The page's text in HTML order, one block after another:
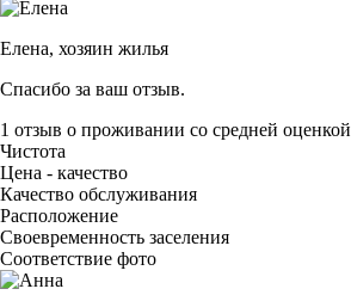
Елена, хозяин жилья
Спасибо за ваш отзыв.
1 отзыв о проживании со средней оценкой
Чистота
Цена - качество
Качество обслуживания
Расположение
Своевременность заселения
Соответствие фото